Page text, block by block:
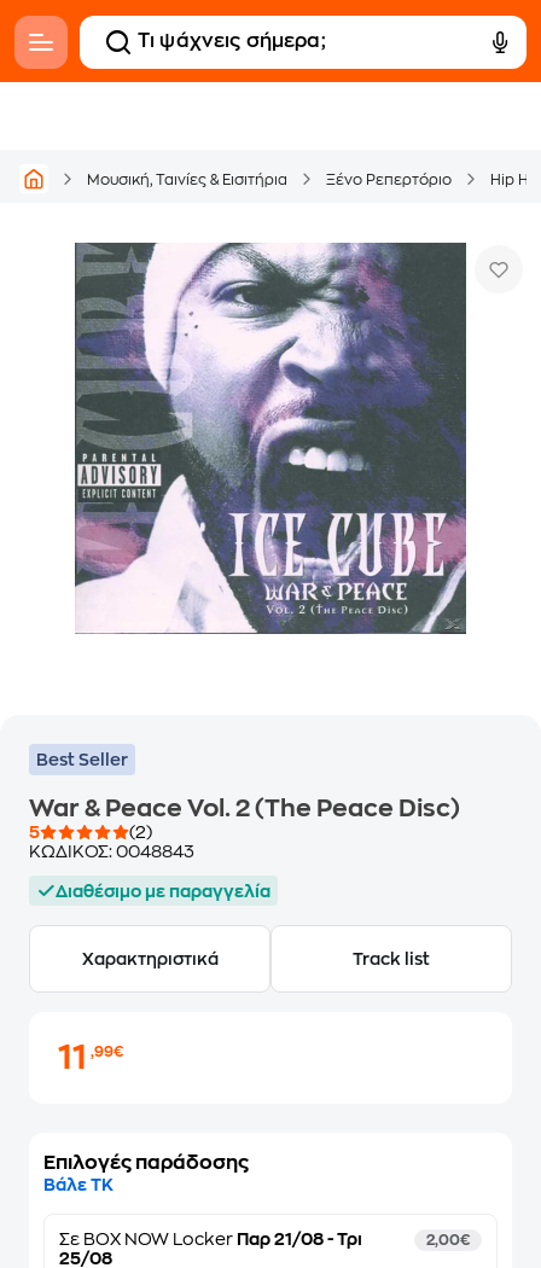
Μουσική, Ταινίες & Εισιτήρια Ξένο Ρεπερτόριο Hip
Best Seller
War & Peace Vol. 2 (The Peace Disc)
5
(2)
ΚΩΔΙΚΟΣ: 0048843
Διαθέσιμο με παραγγελία
Χαρακτηριστικά Track list
11,99€
Επιλογές παράδοσης
Βάλε ΤΚ
Σε BOX NOW Locker Παρ 21/08 - Τρι
25/08
2,00€